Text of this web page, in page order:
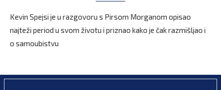
Kevin Spejsi je u razgovoru s Pirsom Morganom opisao
najteži period u svom životu i priznao kako je čak razmišljao i
o samoubistvu